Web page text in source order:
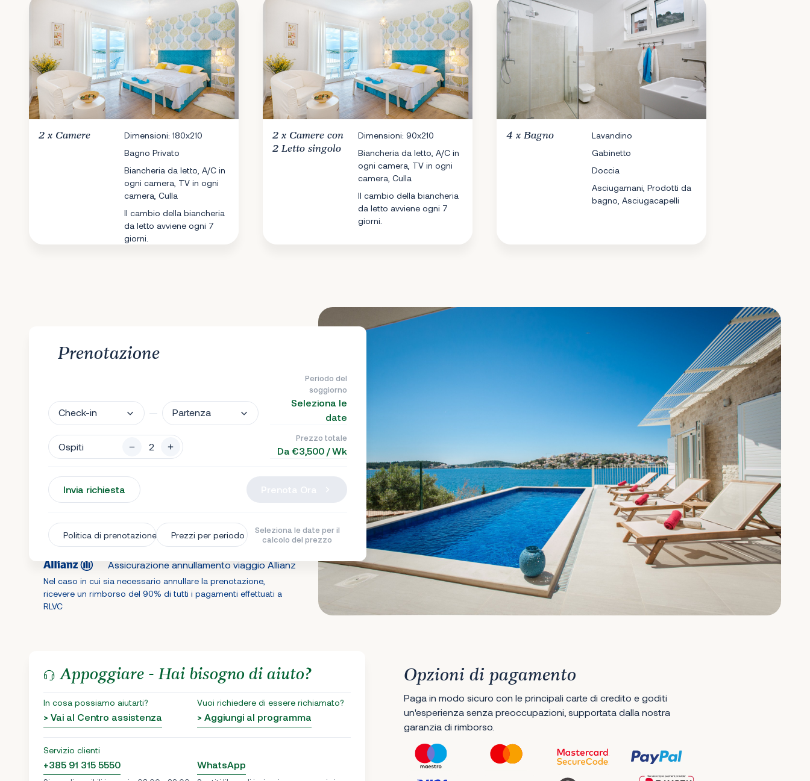
2 x Camere
Dimensioni: 180x210
Bagno Privato
Biancheria da letto, A/C in
ogni camera, TV in ogni
camera, Culla
Il cambio della biancheria
da letto avviene ogni 7
giorni.
2 x Camere con
2 Letto singolo
Dimensioni: 90x210
Biancheria da letto, A/C in
ogni camera, TV in ogni
camera, Culla
Il cambio della biancheria
da letto avviene ogni 7
giorni.
4 x Bagno
Lavandino
Gabinetto
Doccia
Asciugamani, Prodotti da
bagno, Asciugacapelli
Prenotazione
Check-in Partenza
Periodo del
soggiorno
Seleziona le
date
Ospiti
Prezzo totale
Da €3,500 / Wk
Invia richiesta
Politica di prenotazione Prezzi per periodo
Seleziona le date per il
calcolo del prezzo
Assicurazione annullamento viaggio Allianz
Nel caso in cui sia necessario annullare la prenotazione,
ricevere un rimborso del 90% di tutti i pagamenti effettuati a
RLVC
Appoggiare - Hai bisogno di aiuto?
In cosa possiamo aiutarti?
> Vai al Centro assistenza
Vuoi richiedere di essere richiamato?
> Aggiungi al programma
Servizio clienti
+385 91 315 5550 WhatsApp
Opzioni di pagamento
Paga in modo sicuro con le principali carte di credito e goditi
un'esperienza senza preoccupazioni, supportata dalla nostra
garanzia di rimborso.